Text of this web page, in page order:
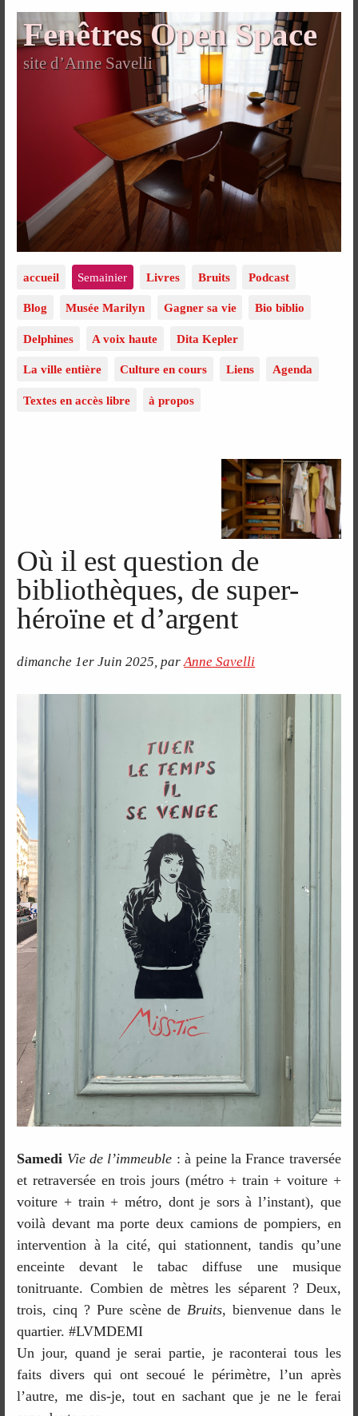
Fenêtres Open Space
site d’Anne Savelli
accueil Semainier Livres Bruits Podcast
Blog Musée Marilyn Gagner sa vie Bio biblio
Delphines A voix haute Dita Kepler
La ville entière Culture en cours Liens Agenda
Textes en accès libre à propos
Où il est question de
bibliothèques, de super-
héroïne et d’argent
dimanche 1er Juin 2025,parAnne Savelli
Samedi Vie de l’immeuble : à peine la France traversée
et retraversée en trois jours (métro + train + voiture +
voiture + train + métro, dont je sors à l’instant), que
voilà devant ma porte deux camions de pompiers, en
intervention à la cité, qui stationnent, tandis qu’une
enceinte devant le tabac diffuse une musique
tonitruante. Combien de mètres les séparent ? Deux,
trois, cinq ? Pure scène deBruits, bienvenue dans le
quartier. #LVMDEMI
Un jour, quand je serai partie, je raconterai tous les
faits divers qui ont secoué le périmètre, l’un après
l’autre, me dis-je, tout en sachant que je ne le ferai